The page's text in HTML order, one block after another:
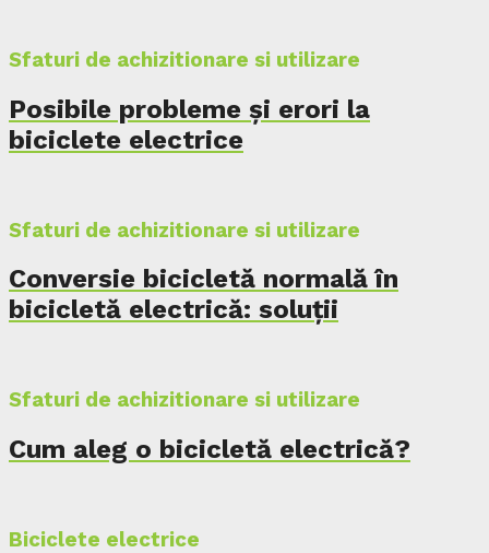
Sfaturi de achizitionare si utilizare
Posibile probleme și erori la
biciclete electrice
Sfaturi de achizitionare si utilizare
Conversie bicicletă normală în
bicicletă electrică: soluții
Sfaturi de achizitionare si utilizare
Cum aleg o bicicletă electrică?
Biciclete electrice